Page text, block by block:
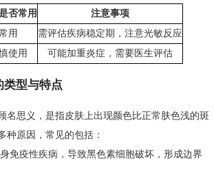
否常用
注意事项
用
需评估疾病稳定期，注意光敏反应
使用 可能加重炎症，需要医生评估
类型与特点
名思义，是指皮肤上出现颜色比正常肤色浅的斑
种原因，常见的包括：
免疫性疾病，导致黑色素细胞破坏，形成边界